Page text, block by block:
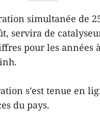
simultanée de
servira de
pour les
s’est tenue en
du pays.